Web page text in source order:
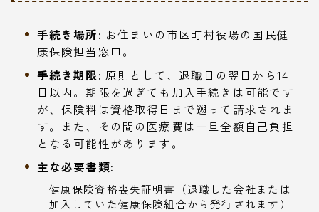
手続き場所: お住まいの市区町村役場の国民健
康保険担当窓口。
手続き期限: 原則として、退職日の翌日から14
日以内。期限を過ぎても加入手続きは可能です
が、保険料は資格取得日まで遡って請求されま
す。また、その間の医療費は一旦全額自己負担
となる可能性があります。
主な必要書類:
健康保険資格喪失証明書（退職した会社または
加入していた健康保険組合から発行されます）